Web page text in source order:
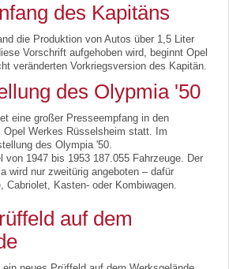
des Kapitäns
die Produktion von Autos über 1,5 Liter
Vorschrift aufgehoben wird, beginnt Opel
veränderten Vorkriegsversion des Kapitän.
des Olypmia '50
eine großer Presseempfang in den
Werkes Rüsselsheim statt. Im
des Olympia '50.
von 1947 bis 1953 187.055 Fahrzeuge. Der
wird nur zweitürig angeboten – dafür
Cabriolet, Kasten- oder Kombiwagen.
auf dem